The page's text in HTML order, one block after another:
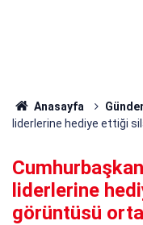
Anasayfa
liderlerine hediye ettiği
liderlerine
görüntüsü